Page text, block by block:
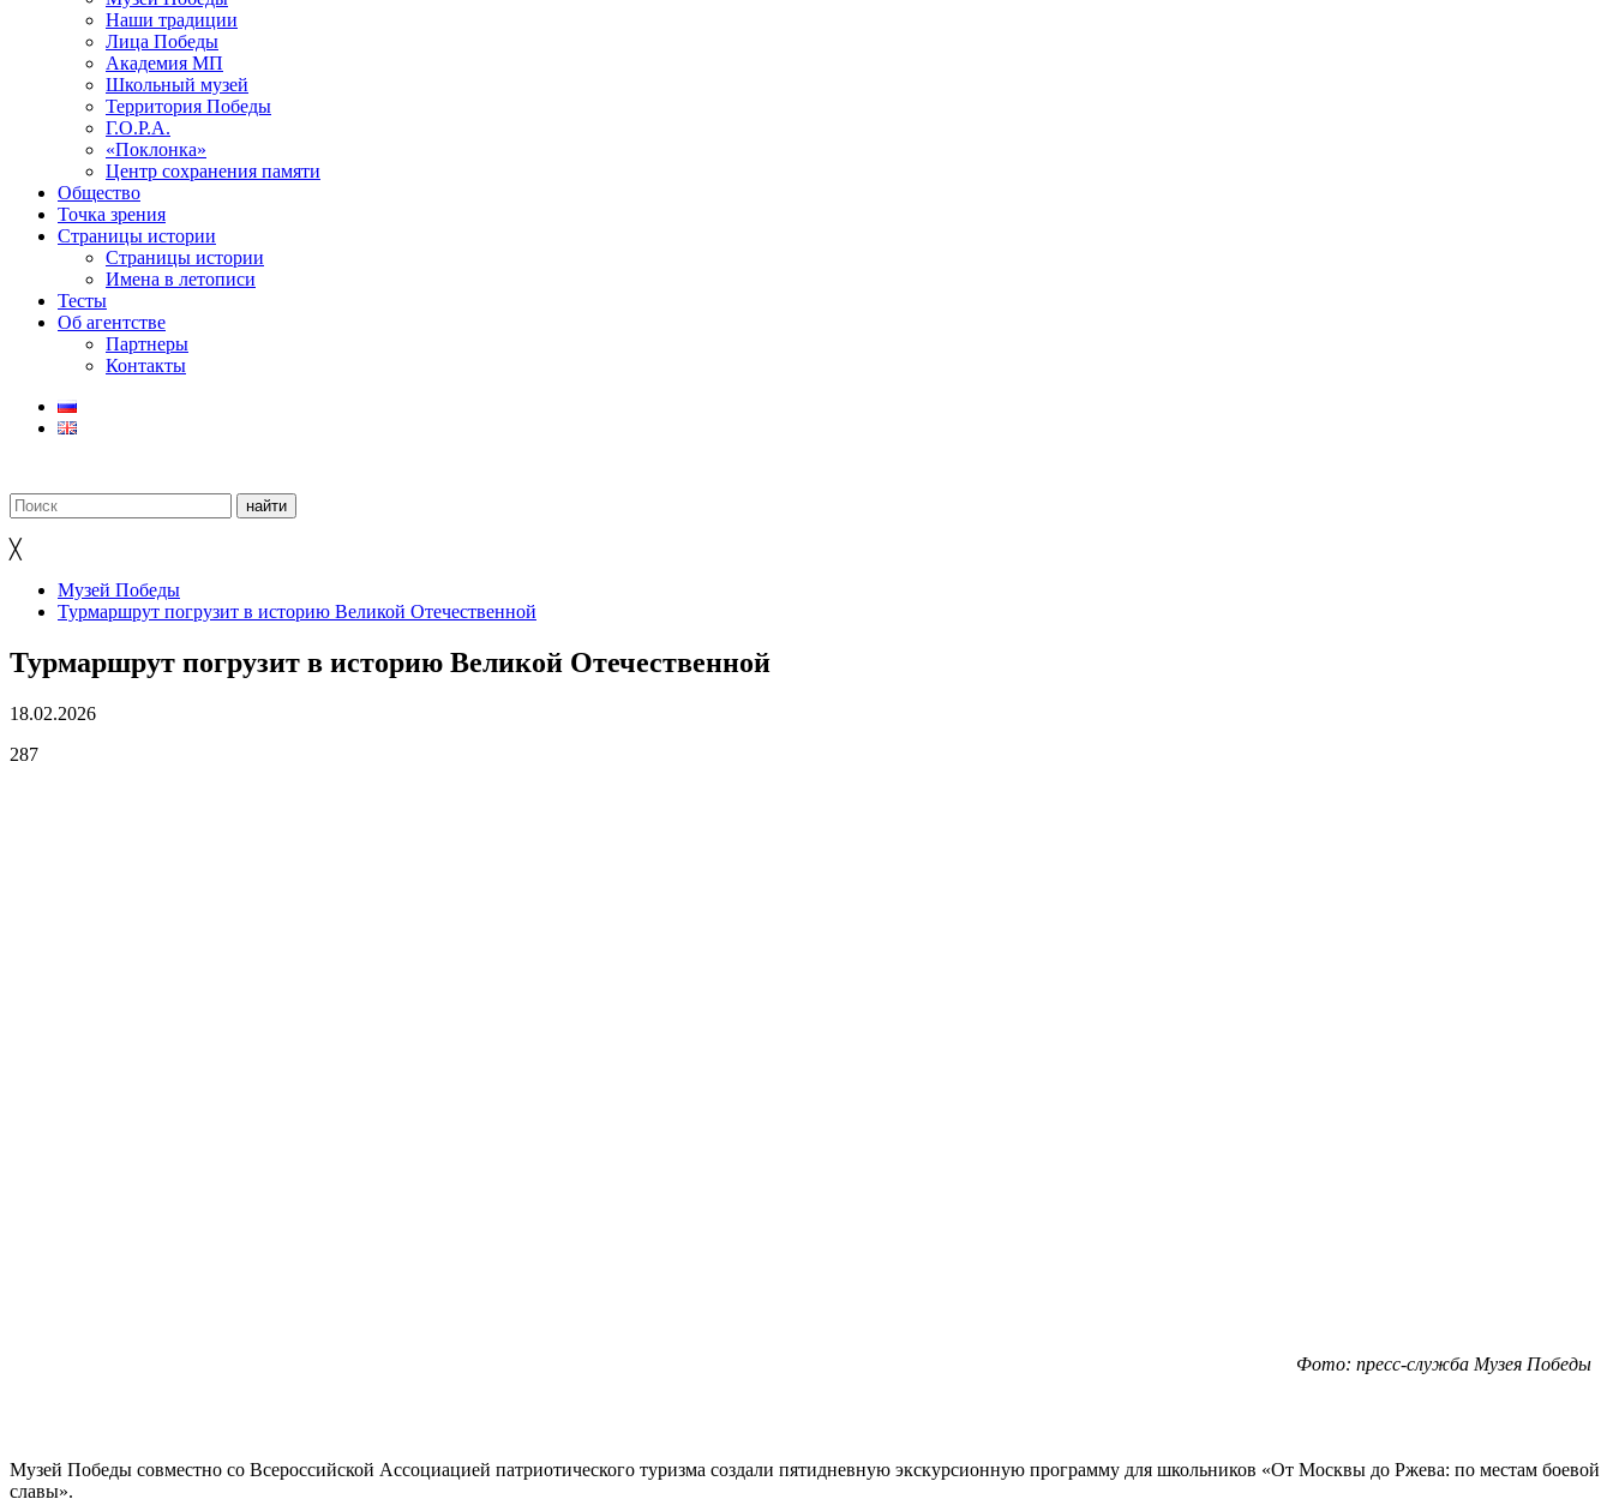
Наши традиции
Лица Победы
Академия МП
Школьный музей
Территория Победы
Г.О.Р.А.
«Поклонка»
Центр сохранения памяти
Общество
Точка зрения
Страницы истории
Страницы истории
Имена в летописи
Тесты
Об агентстве
Партнеры
Контакты
╳
Музей Победы
Турмаршрут погрузит в историю Великой Отечественной
Турмаршрут погрузит в историю Великой Отечественной
18.02.2026
287
Фото: пресс-служба Музея Победы
Музей Победы совместно со Всероссийской Ассоциацией патриотического туризма создали пятидневную экскурсионную программу для школьников «От Москвы до Ржева: по местам боевой
славы».